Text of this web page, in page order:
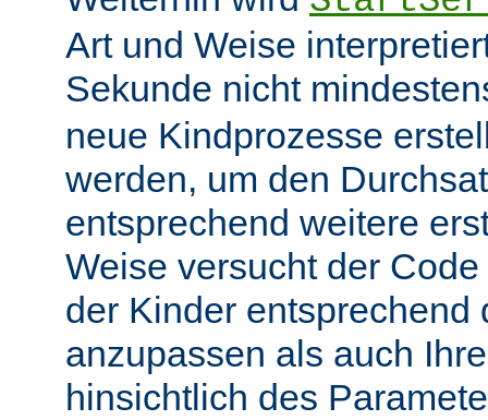
Art und Weise
Sekunde nicht
neue Kindprozesse
werden, um den
entsprechend weitere
Weise versucht der
der Kinder entsprechend
anzupassen als auch
hinsichtlich des